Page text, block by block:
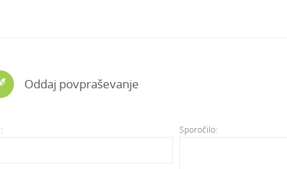
Oddaj povpraševanje
Sporočilo: